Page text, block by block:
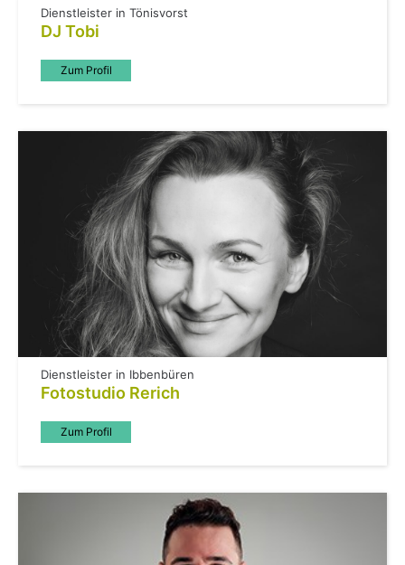
Dienstleister in Tönisvorst
DJ Tobi
Zum Profil
Dienstleister in Ibbenbüren
Fotostudio Rerich
Zum Profil